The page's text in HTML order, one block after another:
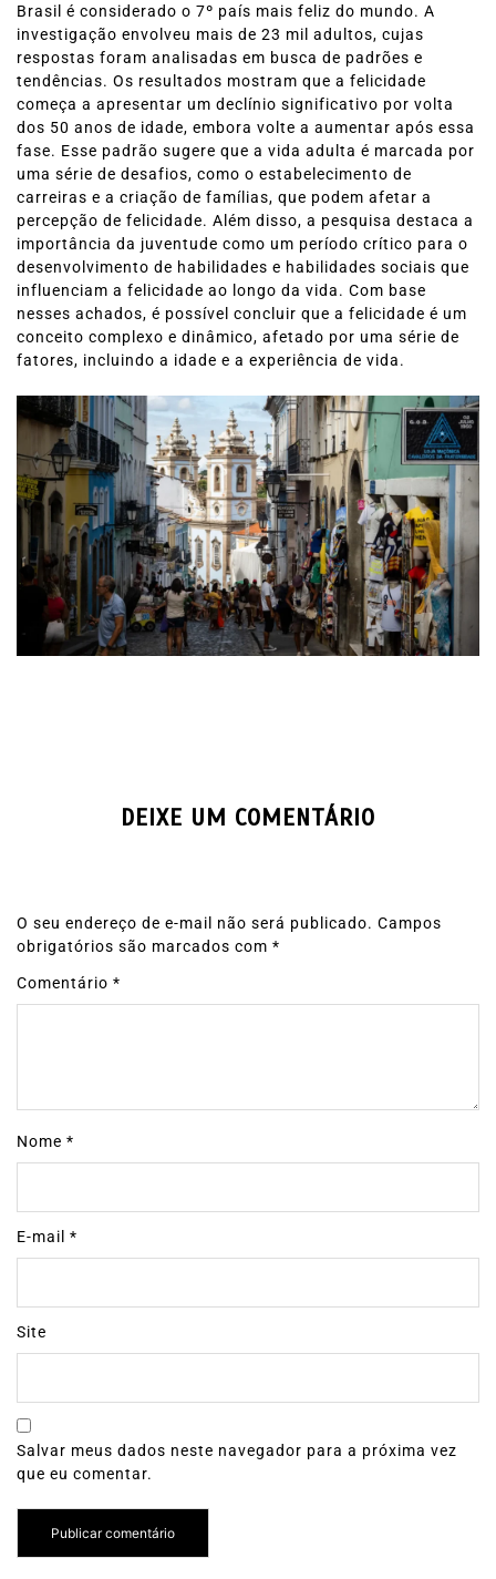
Brasil é considerado o 7º país mais feliz do mundo. A
investigação envolveu mais de 23 mil adultos, cujas
respostas foram analisadas em busca de padrões e
tendências. Os resultados mostram que a felicidade
começa a apresentar um declínio significativo por volta
dos 50 anos de idade, embora volte a aumentar após essa
fase. Esse padrão sugere que a vida adulta é marcada por
uma série de desafios, como o estabelecimento de
carreiras e a criação de famílias, que podem afetar a
percepção de felicidade. Além disso, a pesquisa destaca a
importância da juventude como um período crítico para o
desenvolvimento de habilidades e habilidades sociais que
influenciam a felicidade ao longo da vida. Com base
nesses achados, é possível concluir que a felicidade é um
conceito complexo e dinâmico, afetado por uma série de
fatores, incluindo a idade e a experiência de vida.
DEIXE UM COMENTÁRIO
O seu endereço de e-mail não será publicado. Campos
obrigatórios são marcados com *
Comentário *
Nome *
E-mail *
Site
Salvar meus dados neste navegador para a próxima vez
que eu comentar.